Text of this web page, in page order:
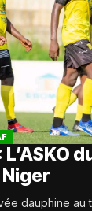
Niger
dauphine au